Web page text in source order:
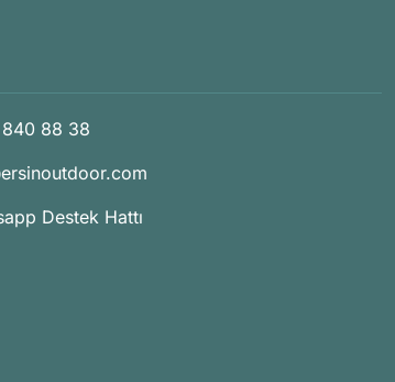
88 38
Destek Hattı